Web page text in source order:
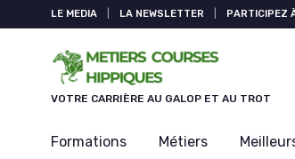
LE MEDIA LA NEWSLETTER PARTICIPEZ
VOTRE CARRIÈRE AU GALOP ET AU TROT
Formations Métiers
Panneau de gestion des cookies